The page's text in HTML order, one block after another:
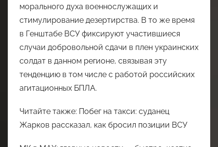
морального духа военнослужащих и
стимулирование дезертирства. В то же время
в Генштабе ВСУ фиксируют участившиеся
случаи добровольной сдачи в плен украинских
солдат в данном регионе, связывая эту
тенденцию в том числе с работой российских
агитационных БПЛА.
Читайте также: Побег на такси: суданец
Жарков рассказал, как бросил позиции ВСУ